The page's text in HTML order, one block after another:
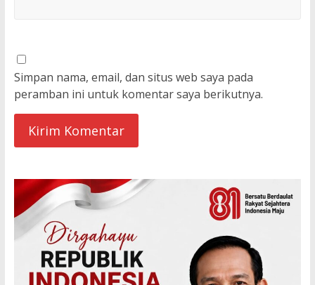
Simpan nama, email, dan situs web saya pada
peramban ini untuk komentar saya berikutnya.